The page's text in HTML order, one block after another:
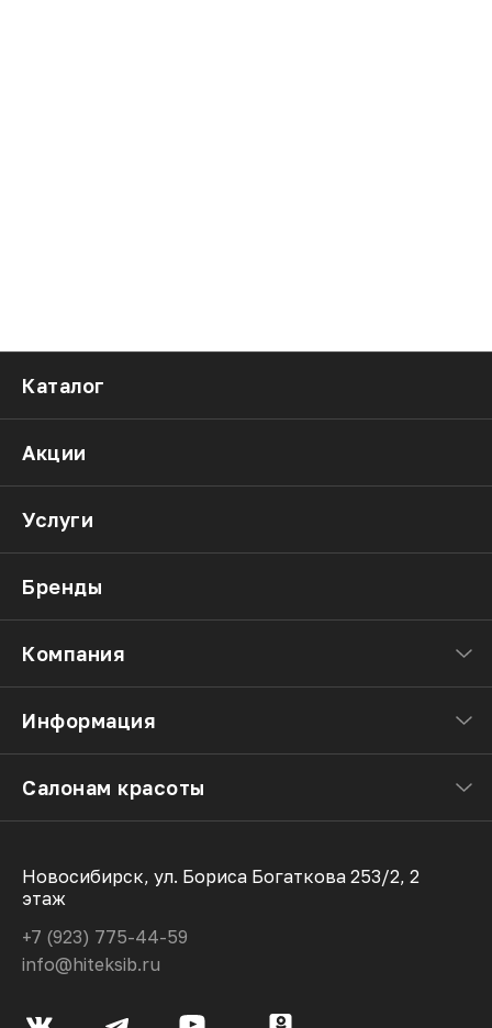
Каталог
Акции
Услуги
Бренды
Компания
Информация
Салонам красоты
Новосибирск, ул. Бориса Богаткова 253/2, 2
этаж
+7 (923) 775-44-59
info@hiteksib.ru